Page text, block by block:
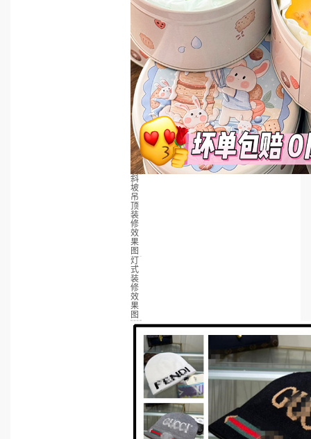
斜
坡
吊
顶
装
修
效
果
图
灯
式
装
修
效
果
图